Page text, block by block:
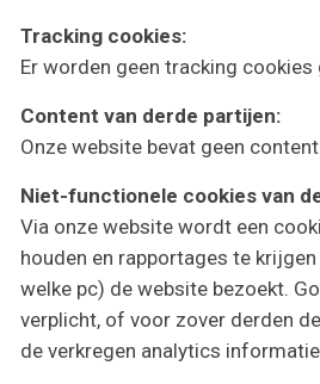
Tracking cookies:
Er worden geen tracking cookies
Content van derde partijen:
Onze website bevat geen
Niet-functionele cookies van
Via onze website wordt een
houden en rapportages te
welke pc) de website bezoekt.
verplicht, of voor zover derden
de verkregen analytics